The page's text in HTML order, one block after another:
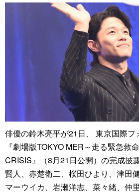
俳優の鈴木亮平が21日、 東京国際フ
『劇場版TOKYO MER～走る緊急救
CRISIS』（8月21日公開）の完成披
賢人、赤楚衛二、桜田ひより、津田
マーウイカ、岩瀬洋志、菜々緒、仲